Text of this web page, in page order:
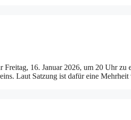
16. Januar 2026, um 20 Uhr
Laut Satzung ist dafür eine